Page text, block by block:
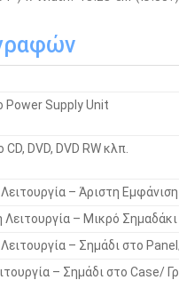
Power Supply Unit
DVD, DVD RW κλπ.
– Άριστη Εμφάνιση
Λειτουργία – Μικρό
– Σημάδι στο
– Σημάδι στο Case/